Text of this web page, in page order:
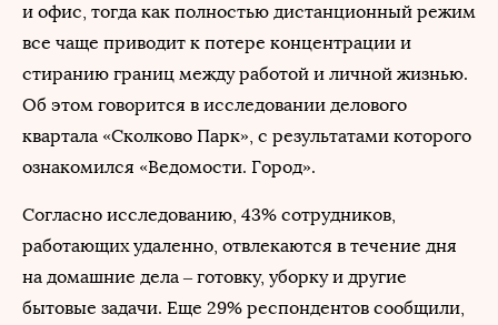
и офис, тогда как полностью дистанционный режим
все чаще приводит к потере концентрации и
стиранию границ между работой и личной жизнью.
Об этом говорится в исследовании делового
квартала «Сколково Парк», с результатами которого
ознакомился «Ведомости. Город».
Согласно исследованию, 43% сотрудников,
работающих удаленно, отвлекаются в течение дня
на домашние дела – готовку, уборку и другие
бытовые задачи. Еще 29% респондентов сообщили,